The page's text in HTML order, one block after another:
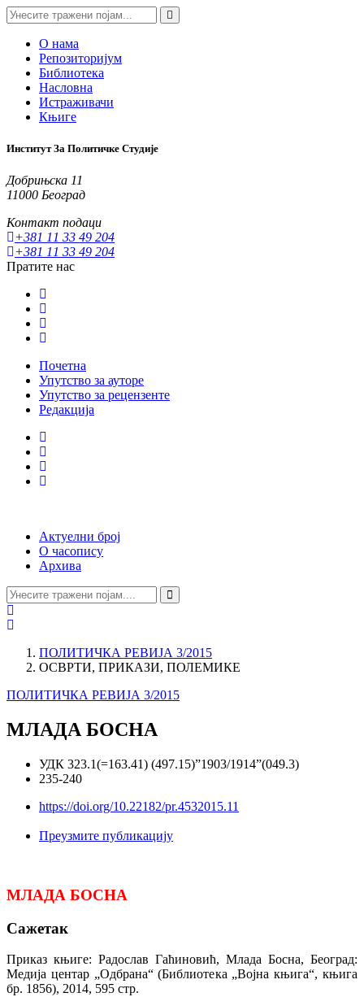
О нама
Репозиторијум
Библиотека
Насловна
Истраживачи
Књиге
Институт За Политичке Студије
Добрињска 11
11000 Београд
Контакт подаци
+381 11 33 49 204
+381 11 33 49 204
Пратите нас
Почетна
Упутство за ауторе
Упутство за рецензенте
Редакција
Актуелни број
О часопису
Архива
ПОЛИТИЧКА РЕВИЈА 3/2015
ОСВРТИ, ПРИКАЗИ, ПОЛЕМИКЕ
ПОЛИТИЧКА РЕВИЈА 3/2015
МЛАДА БОСНА
УДК 323.1(=163.41) (497.15)”1903/1914”(049.3)
235-240
https://doi.org/10.22182/pr.4532015.11
Преузмите публикацију
МЛАДА БОСНА
Сажетак
Приказ књиге: Радослав Гаћиновић, Млада Босна, Београд:
Медија центар „Одбрана“ (Библиотека „Војна књига“, књига
бр. 1856), 2014, 595 стр.